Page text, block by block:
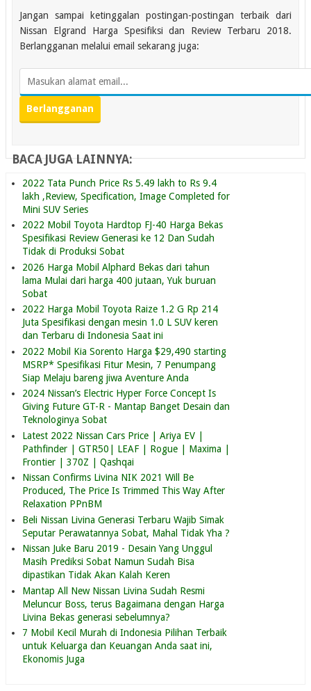
Jangan sampai ketinggalan postingan-postingan terbaik dari
Nissan Elgrand Harga Spesifiksi dan Review Terbaru 2018.
Berlangganan melalui email sekarang juga:
BACA JUGA LAINNYA:
2022 Tata Punch Price Rs 5.49 lakh to Rs 9.4
lakh ,Review, Specification, Image Completed for
Mini SUV Series
2022 Mobil Toyota Hardtop FJ-40 Harga Bekas
Spesifikasi Review Generasi ke 12 Dan Sudah
Tidak di Produksi Sobat
2026 Harga Mobil Alphard Bekas dari tahun
lama Mulai dari harga 400 jutaan, Yuk buruan
Sobat
2022 Harga Mobil Toyota Raize 1.2 G Rp 214
Juta Spesifikasi dengan mesin 1.0 L SUV keren
dan Terbaru di Indonesia Saat ini
2022 Mobil Kia Sorento Harga $29,490 starting
MSRP* Spesifikasi Fitur Mesin, 7 Penumpang
Siap Melaju bareng jiwa Aventure Anda
2024 Nissan’s Electric Hyper Force Concept Is
Giving Future GT-R - Mantap Banget Desain dan
Teknologinya Sobat
Latest 2022 Nissan Cars Price | Ariya EV |
Pathfinder | GTR50| LEAF | Rogue | Maxima |
Frontier | 370Z | Qashqai
Nissan Confirms Livina NIK 2021 Will Be
Produced, The Price Is Trimmed This Way After
Relaxation PPnBM
Beli Nissan Livina Generasi Terbaru Wajib Simak
Seputar Perawatannya Sobat, Mahal Tidak Yha ?
Nissan Juke Baru 2019 - Desain Yang Unggul
Masih Prediksi Sobat Namun Sudah Bisa
dipastikan Tidak Akan Kalah Keren
Mantap All New Nissan Livina Sudah Resmi
Meluncur Boss, terus Bagaimana dengan Harga
Livina Bekas generasi sebelumnya?
7 Mobil Kecil Murah di Indonesia Pilihan Terbaik
untuk Keluarga dan Keuangan Anda saat ini,
Ekonomis Juga